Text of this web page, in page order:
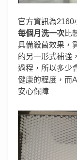
官方資訊為2160
每個月洗一次比
具備殺菌效果，
的另一形式補強
過程，所以多少
健康的程度，而
安心保障